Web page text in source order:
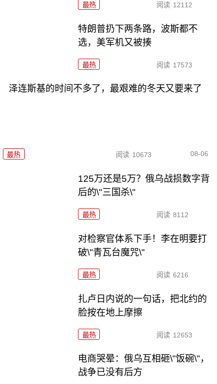
最热 阅读 12112
特朗普扔下两条路，波斯都不
选，美军机又被揍
最热 阅读 17573
泽连斯基的时间不多了，最艰难的冬天又要来了
最热 阅读 10673 08-06
125万还是5万？俄乌战损数字背
后的\"三国杀\"
最热 阅读 8112
对检察官体系下手！李在明要打
破\"青瓦台魔咒\"
最热 阅读 6216
扎卢日内说的一句话，把北约的
脸按在地上摩擦
最热 阅读 12653
电商哭晕：俄乌互相砸\"饭碗\"，
战争已没有后方